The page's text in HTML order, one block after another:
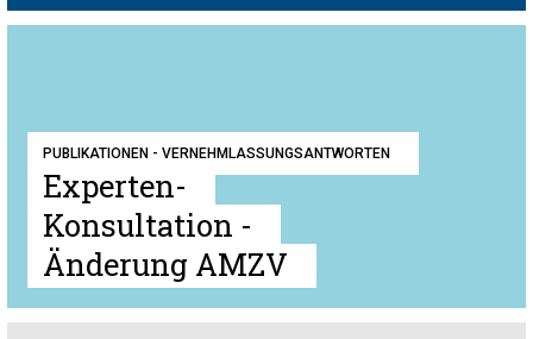
PUBLIKATIONEN - VERNEHMLASSUNGSANTWORTEN
Experten-
Konsultation -
Änderung AMZV